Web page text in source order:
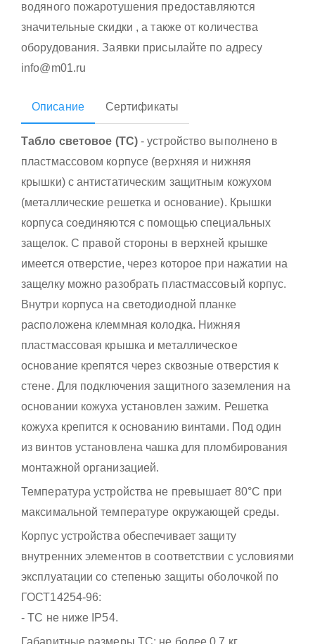
водяного пожаротушения предоставляются
значительные скидки , а также от количества
оборудования. Заявки присылайте по адресу
info@m01.ru
Описание Сертификаты
Табло световое (ТС)- устройство выполнено в
пластмассовом корпусе (верхняя и нижняя
крышки) с антистатическим защитным кожухом
(металлические решетка и основание). Крышки
корпуса соединяются с помощью специальных
защелок. С правой стороны в верхней крышке
имеется отверстие, через которое при нажатии на
защелку можно разобрать пластмассовый корпус.
Внутри корпуса на светодиодной планке
расположена клеммная колодка. Нижняя
пластмассовая крышка и металлическое
основание крепятся через сквозные отверстия к
стене. Для подключения защитного заземления на
основании кожуха установлен зажим. Решетка
кожуха крепится к основанию винтами. Под один
из винтов установлена чашка для пломбирования
монтажной организацией.
Температура устройства не превышает 80°С при
максимальной температуре окружающей среды.
Корпус устройства обеспечивает защиту
внутренних элементов в соответствии с условиями
эксплуатации со степенью защиты оболочкой по
ГОСТ14254-96:
- ТС не ниже IР54.
Габаритные размеры ТС: не более 0,7 кг